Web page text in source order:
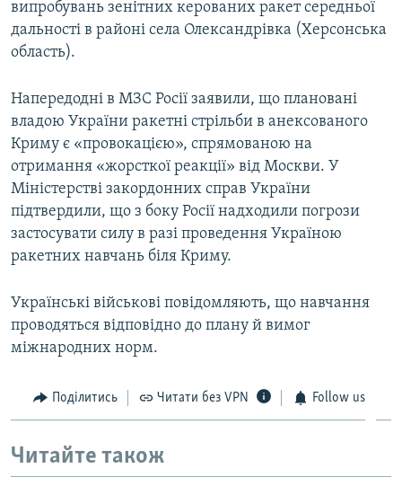
випробувань зенітних керованих ракет середньої
дальності в районі села Олександрівка (Херсонська
область).
Напередодні в МЗС Росії заявили, що плановані
владою України ракетні стрільби в анексованого
Криму є «провокацією», спрямованою на
отримання «жорсткої реакції» від Москви. У
Міністерстві закордонних справ України
підтвердили, що з боку Росії надходили погрози
застосувати силу в разі проведення Україною
ракетних навчань біля Криму.
Українські військові повідомляють, що навчання
проводяться відповідно до плану й вимог
міжнародних норм.
Поділитись Читати без VPN Follow us
Читайте також